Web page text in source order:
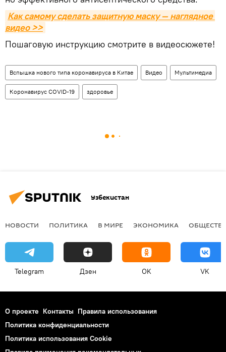
Как самому сделать защитную маску — наглядное
видео >>
Пошаговую инструкцию смотрите в видеосюжете!
Вспышка нового типа коронавируса в Китае Видео Мультимедиа
Коронавирус COVID-19 здоровье
Узбекистан
НОВОСТИ ПОЛИТИКА В МИРЕ ЭКОНОМИКА
Telegram Дзен OK VK
О проекте Контакты Правила использования
Политика конфиденциальности
Политика использования Cookie